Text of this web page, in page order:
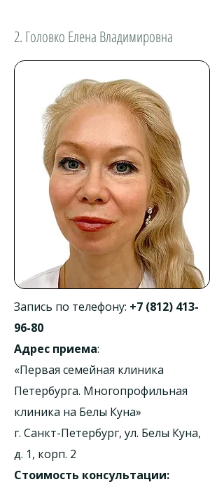
2. Головко Елена Владимировна
Запись по телефону: +7 (812) 413-
96-80
Адрес приема:
«Первая семейная клиника
Петербурга. Многопрофильная
клиника на Белы Куна»
г. Санкт-Петербург, ул. Белы Куна,
д. 1, корп. 2
Стоимость консультации: